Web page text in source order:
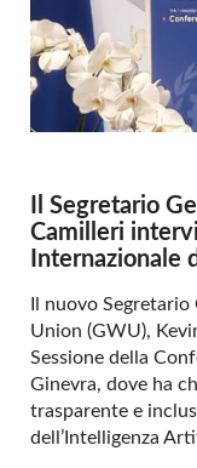
Il Segretario
Camilleri
Internazionale
Il nuovo
Union (GWU),
Sessione della
Ginevra, dove ha
trasparente e
dell’Intelligenza